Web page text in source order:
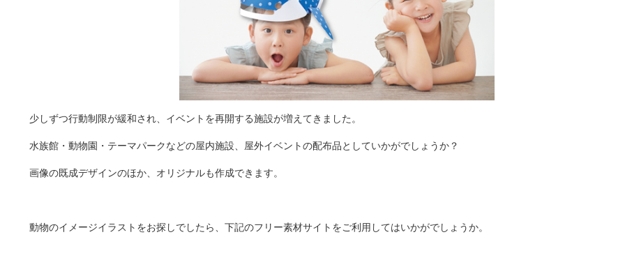
少しずつ行動制限が緩和され、イベントを再開する施設が増えてきました。
水族館・動物園・テーマパークなどの屋内施設、屋外イベントの配布品としていかがでしょうか？
画像の既成デザインのほか、オリジナルも作成できます。
動物のイメージイラストをお探しでしたら、下記のフリー素材サイトをご利用してはいかがでしょうか。